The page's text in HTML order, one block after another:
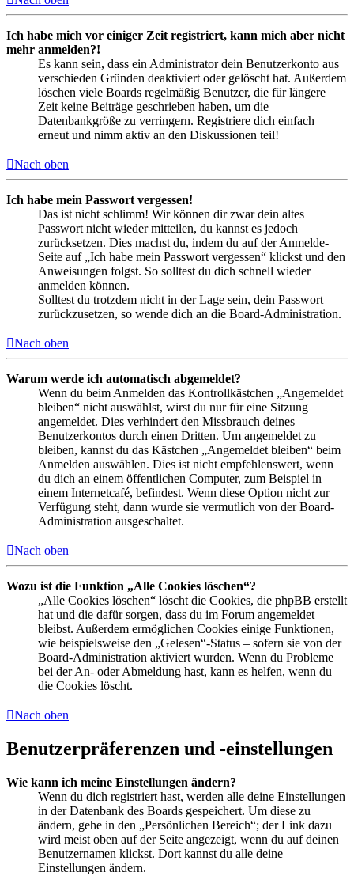
Ich habe mich vor einiger Zeit registriert, kann mich aber nicht
mehr anmelden?!
Es kann sein, dass ein Administrator dein Benutzerkonto aus
verschieden Gründen deaktiviert oder gelöscht hat. Außerdem
löschen viele Boards regelmäßig Benutzer, die für längere
Zeit keine Beiträge geschrieben haben, um die
Datenbankgröße zu verringern. Registriere dich einfach
erneut und nimm aktiv an den Diskussionen teil!
Nach oben
Ich habe mein Passwort vergessen!
Das ist nicht schlimm! Wir können dir zwar dein altes
Passwort nicht wieder mitteilen, du kannst es jedoch
zurücksetzen. Dies machst du, indem du auf der Anmelde-
Seite auf „Ich habe mein Passwort vergessen“ klickst und den
Anweisungen folgst. So solltest du dich schnell wieder
anmelden können.
Solltest du trotzdem nicht in der Lage sein, dein Passwort
zurückzusetzen, so wende dich an die Board-Administration.
Nach oben
Warum werde ich automatisch abgemeldet?
Wenn du beim Anmelden das Kontrollkästchen „Angemeldet
bleiben“ nicht auswählst, wirst du nur für eine Sitzung
angemeldet. Dies verhindert den Missbrauch deines
Benutzerkontos durch einen Dritten. Um angemeldet zu
bleiben, kannst du das Kästchen „Angemeldet bleiben“ beim
Anmelden auswählen. Dies ist nicht empfehlenswert, wenn
du dich an einem öffentlichen Computer, zum Beispiel in
einem Internetcafé, befindest. Wenn diese Option nicht zur
Verfügung steht, dann wurde sie vermutlich von der Board-
Administration ausgeschaltet.
Nach oben
Wozu ist die Funktion „Alle Cookies löschen“?
„Alle Cookies löschen“ löscht die Cookies, die phpBB erstellt
hat und die dafür sorgen, dass du im Forum angemeldet
bleibst. Außerdem ermöglichen Cookies einige Funktionen,
wie beispielsweise den „Gelesen“-Status – sofern sie von der
Board-Administration aktiviert wurden. Wenn du Probleme
bei der An- oder Abmeldung hast, kann es helfen, wenn du
die Cookies löscht.
Nach oben
Benutzerpräferenzen und -einstellungen
Wie kann ich meine Einstellungen ändern?
Wenn du dich registriert hast, werden alle deine Einstellungen
in der Datenbank des Boards gespeichert. Um diese zu
ändern, gehe in den „Persönlichen Bereich“; der Link dazu
wird meist oben auf der Seite angezeigt, wenn du auf deinen
Benutzernamen klickst. Dort kannst du alle deine
Einstellungen ändern.